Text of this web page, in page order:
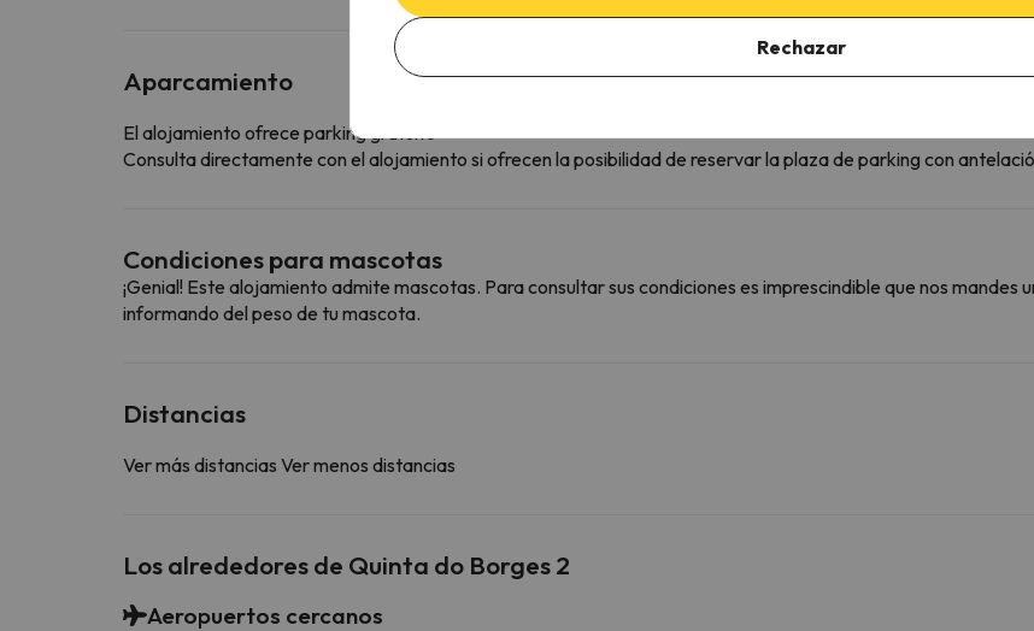
Aparcamiento
El alojamiento ofrece parking gratuito
Consulta directamente con el alojamiento si ofrecen la posibilidad de reservar la plaza de parking con
Condiciones para mascotas
¡Genial! Este alojamiento admite mascotas. Para consultar sus condiciones es imprescindible que nos mandes
informando del peso de tu mascota.
Distancias
Ver más distancias Ver menos distancias
Los alrededores de Quinta do Borges 2
Aeropuertos cercanos
Rechazar